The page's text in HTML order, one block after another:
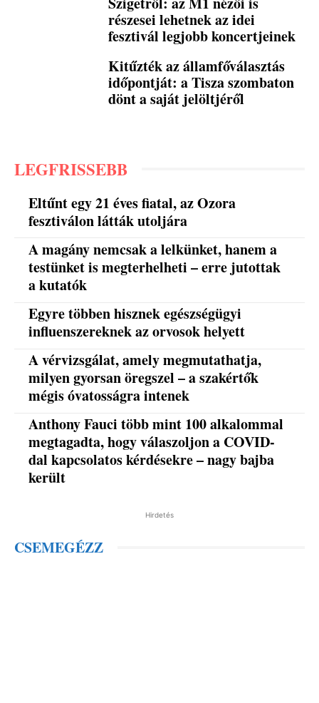
részesei lehetnek az idei
fesztivál legjobb koncertjeinek
Kitűzték az államfőválasztás
időpontját: a Tisza szombaton
dönt a saját jelöltjéről
LEGFRISSEBB
Eltűnt egy 21 éves fiatal, az Ozora
fesztiválon látták utoljára
A magány nemcsak a lelkünket, hanem a
testünket is megterhelheti – erre jutottak
a kutatók
Egyre többen hisznek egészségügyi
influenszereknek az orvosok helyett
A vérvizsgálat, amely megmutathatja,
milyen gyorsan öregszel – a szakértők
mégis óvatosságra intenek
Anthony Fauci több mint 100 alkalommal
megtagadta, hogy válaszoljon a COVID-
dal kapcsolatos kérdésekre – nagy bajba
került
Hirdetés
CSEMEGÉZZ